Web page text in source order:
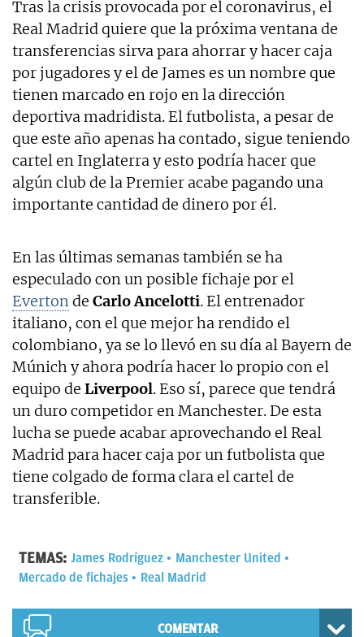
Tras la crisis provocada por el coronavirus, el
Real Madrid quiere que la próxima ventana de
transferencias sirva para ahorrar y hacer caja
por jugadores y el de James es un nombre que
tienen marcado en rojo en la dirección
deportiva madridista. El futbolista, a pesar de
que este año apenas ha contado, sigue teniendo
cartel en Inglaterra y esto podría hacer que
algún club de la Premier acabe pagando una
importante cantidad de dinero por él.
En las últimas semanas también se ha
especulado con un posible fichaje por el
Evertonde Carlo Ancelotti. El entrenador
italiano, con el que mejor ha rendido el
colombiano, ya se lo llevó en su día al Bayern de
Múnich y ahora podría hacer lo propio con el
equipo de Liverpool. Eso sí, parece que tendrá
un duro competidor en Manchester. De esta
lucha se puede acabar aprovechando el Real
Madrid para hacer caja por un futbolista que
tiene colgado de forma clara el cartel de
transferible.
TEMAS: James Rodríguez
Manchester United
Mercado de fichajes
Real Madrid
COMENTAR